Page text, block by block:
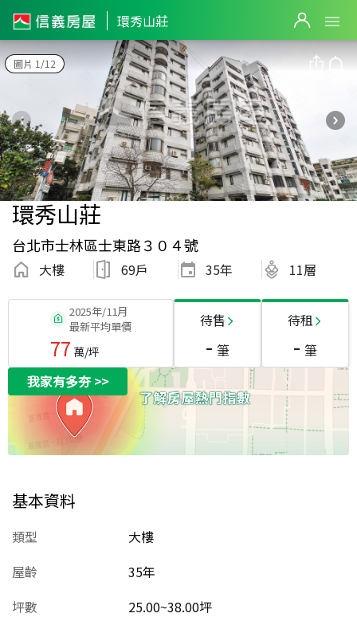
環秀山莊
圖片 1/12
環秀山莊
台北市士林區士東路３０４號
大樓 69戶 35年 11層
2025年/11月
最新平均單價
77 萬/坪
待售
- 筆
待租
- 筆
我家有多夯>>
基本資料
類型
大樓
屋齡
35年
坪數
25.00~38.00坪